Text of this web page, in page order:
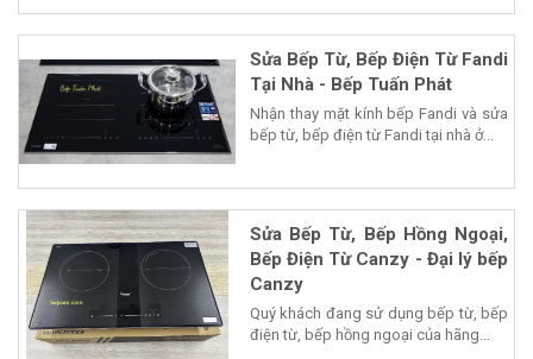
Sửa Bếp Từ, Bếp Điện Từ Fandi
Tại Nhà - Bếp Tuấn Phát
Nhận thay mặt kính bếp Fandi và sửa
bếp từ, bếp điện từ Fandi tại nhà ở...
Sửa Bếp Từ, Bếp Hồng Ngoại,
Bếp Điện Từ Canzy - Đại lý bếp
Canzy
Quý khách đang sử dụng bếp từ, bếp
điện từ, bếp hồng ngoại của hãng...